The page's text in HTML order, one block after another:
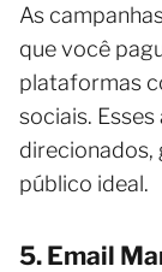
As
que você
plataformas
sociais.
direcionados,
público ideal.
5. Email